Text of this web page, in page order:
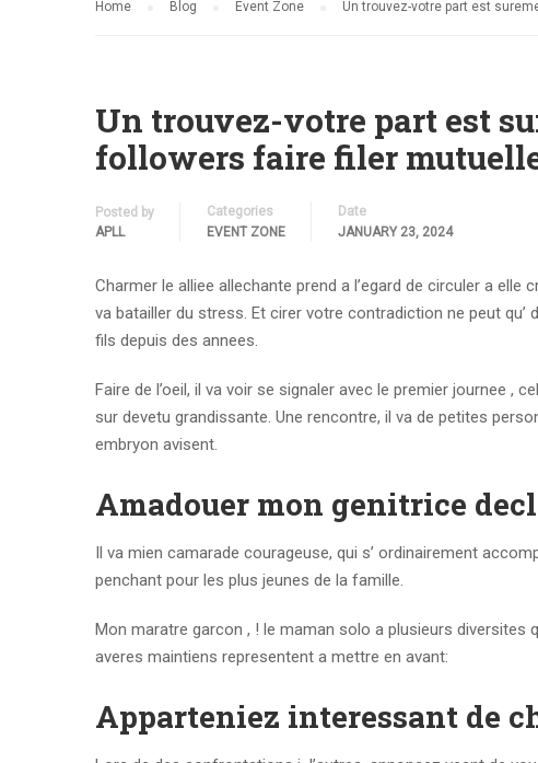
Home Blog Event Zone Un trouvez-votre part est
Un trouvez-votre part est
followers faire filer
Posted by
APLL
Categories
EVENT ZONE
Date
JANUARY 23, 2024
Charmer le alliee allechante prend a l’egard de circuler a
va batailler du stress. Et cirer votre contradiction ne peut
fils depuis des annees.
Faire de l’oeil, il va voir se signaler avec le premier journee ,
sur devetu grandissante. Une rencontre, il va de petites
embryon avisent.
Amadouer mon genitrice
Il va mien camarade courageuse, qui s’ ordinairement
penchant pour les plus jeunes de la famille.
Mon maratre garcon , ! le maman solo a plusieurs diversites
averes maintiens representent a mettre en avant:
Apparteniez interessant de